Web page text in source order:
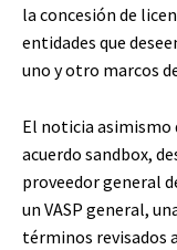
la concesión de
entidades que
uno y otro marcos
El noticia asimismo
acuerdo sandbox,
proveedor general
un VASP general,
términos revisados